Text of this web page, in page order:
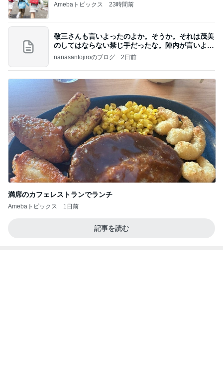
Amebaトピックス 23時間前
敬三さんも言いよったのよか。そうか。それは茂美
のしてはならない禁じ手だったな。陣内が言いよる
のよ
nanasantojiroのブログ 2日前
満席のカフェレストランでランチ
Amebaトピックス 1日前
記事を読む